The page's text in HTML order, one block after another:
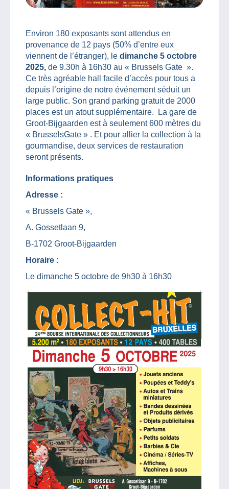
Environ 180 exposants sont attendus en
provenance de 12 pays (50% d’entre eux
viennent de l’étranger), le dimanche 5 octobre
2025, de 9.30h à 16h30 au « Brussels Gate ».
Ce très agréable hall facile d’accès pour tous a
depuis l’origine de notre événement séduit un
large public. Son grand parking gratuit de 2000
places est un atout supplémentaire. La gare de
Groot-Bijgaarden est à seulement 600 mètres du
« BrusselsGate » . Et pour allier la collection à la
gourmandise, deux services de restauration
seront présents.
Informations pratiques
Adresse :
« Brussels Gate »,
A. Gossetlaan 9,
B-1702 Groot-Bijgaarden
Horaire :
Le dimanche 5 octobre de 9h30 à 16h30